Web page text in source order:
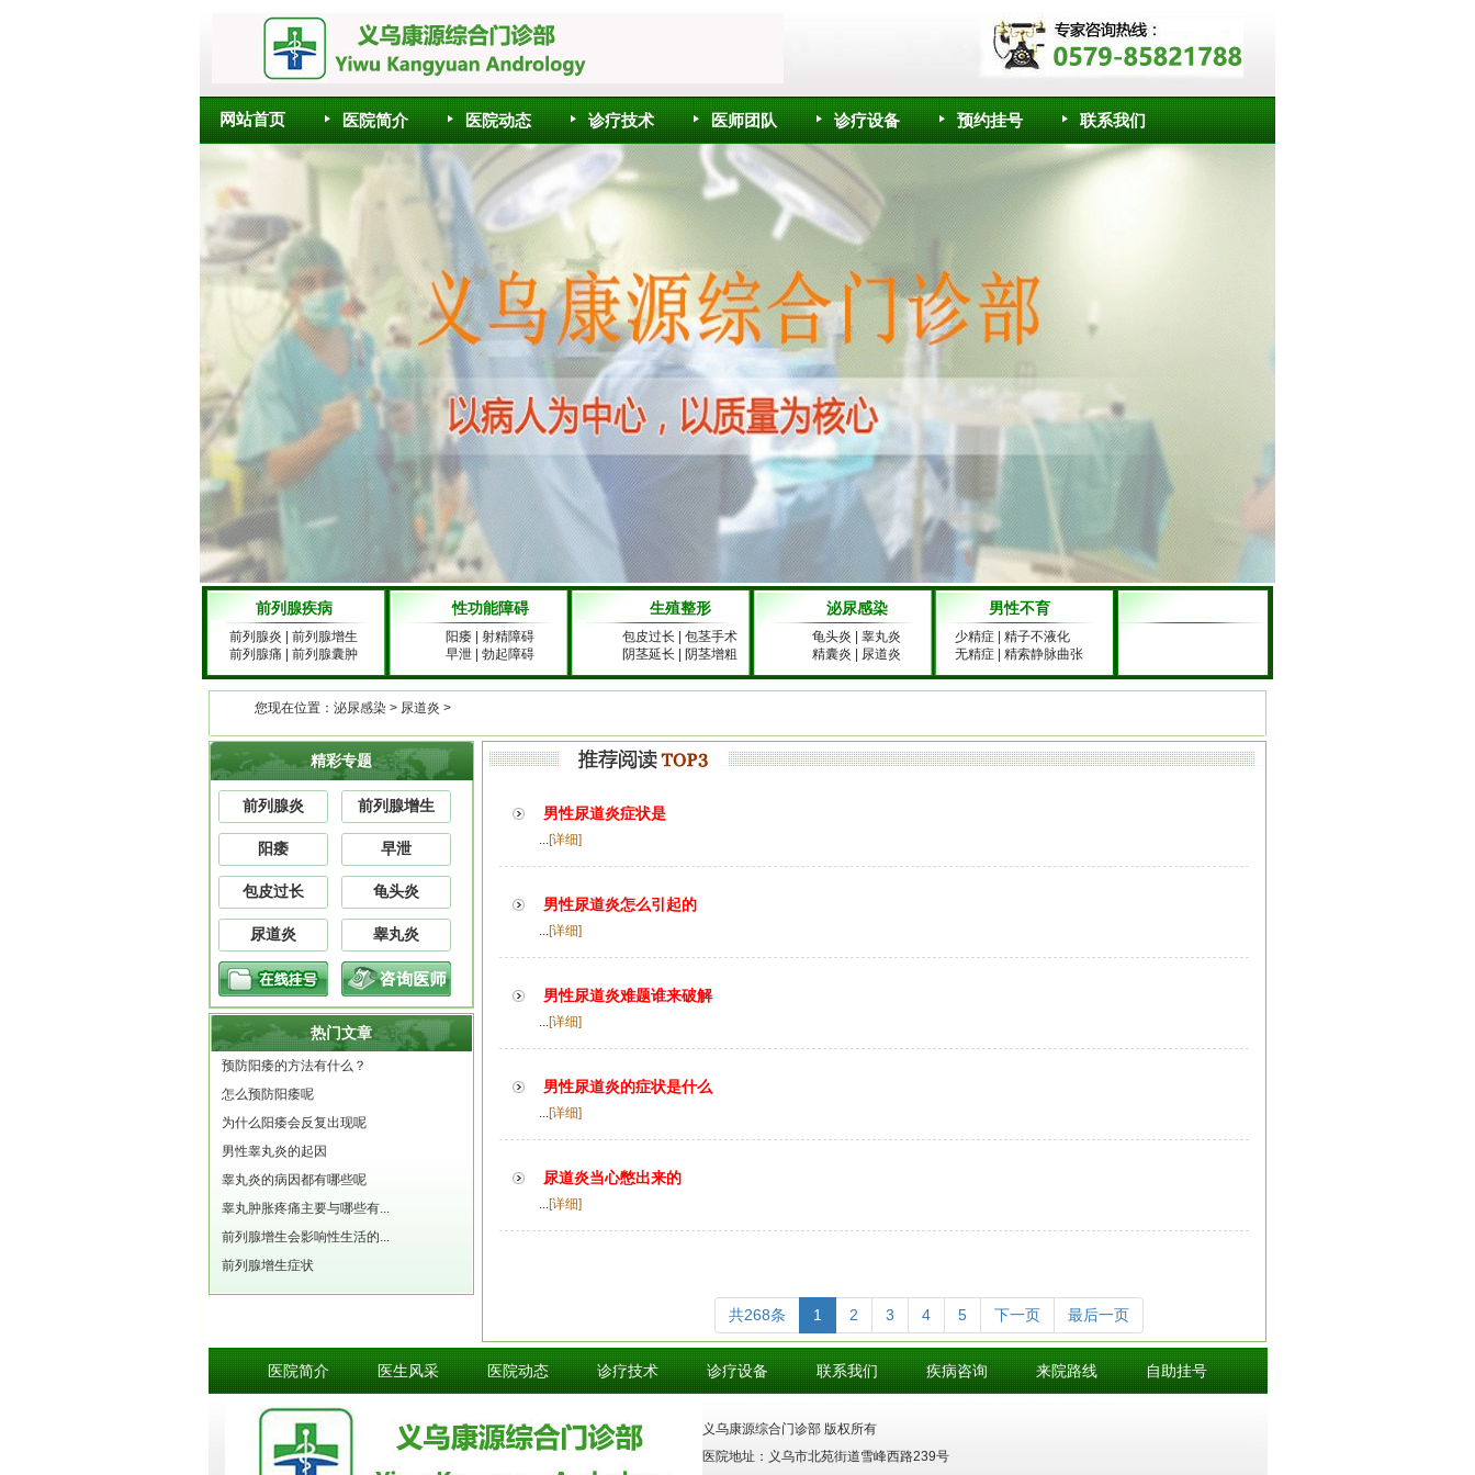
网站首页 医院简介 医院动态 诊疗技术 医师团队 诊疗设备 预约挂号 联系我们
前列腺疾病
前列腺炎
前列腺增生
前列腺痛
前列腺囊肿
性功能障碍
阳痿
射精障碍
早泄
勃起障碍
生殖整形
包皮过长
包茎手术
阴茎延长
阴茎增粗
泌尿感染
龟头炎
睾丸炎
精囊炎
尿道炎
男性不育
少精症
精子不液化
无精症
精索静脉曲张
您现在位置： 泌尿感染 > 尿道炎 >
男性尿道炎症状是
...[详细]
男性尿道炎怎么引起的
...[详细]
男性尿道炎难题谁来破解
...[详细]
男性尿道炎的症状是什么
...[详细]
尿道炎当心憋出来的
...[详细]
共268条 1 2 3 4 5 下一页 最后一页
精彩专题
前列腺炎 前列腺增生
阳痿 早泄
包皮过长 龟头炎
尿道炎 睾丸炎
热门文章
预防阳痿的方法有什么？
怎么预防阳痿呢
为什么阳痿会反复出现呢
男性睾丸炎的起因
睾丸炎的病因都有哪些呢
睾丸肿胀疼痛主要与哪些有...
前列腺增生会影响性生活的...
前列腺增生症状
医院简介 医生风采 医院动态 诊疗技术 诊疗设备 联系我们 疾病咨询 来院路线 自助挂号
义乌康源综合门诊部 版权所有
医院地址：义乌市北苑街道雪峰西路239号